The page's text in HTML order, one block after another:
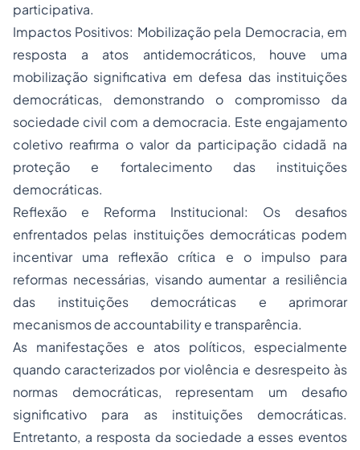
participativa.
Impactos Positivos: Mobilização pela Democracia, em
resposta a atos antidemocráticos, houve uma
mobilização significativa em defesa das instituições
democráticas, demonstrando o compromisso da
sociedade civil com a democracia. Este engajamento
coletivo reafirma o valor da participação cidadã na
proteção e fortalecimento das instituições
democráticas.
Reflexão e Reforma Institucional: Os desafios
enfrentados pelas instituições democráticas podem
incentivar uma reflexão crítica e o impulso para
reformas necessárias, visando aumentar a resiliência
das instituições democráticas e aprimorar
mecanismos de accountability e transparência.
As manifestações e atos políticos, especialmente
quando caracterizados por violência e desrespeito às
normas democráticas, representam um desafio
significativo para as instituições democráticas.
Entretanto, a resposta da sociedade a esses eventos